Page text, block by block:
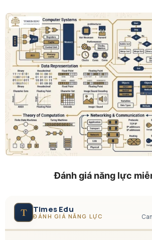
Đánh giá năng lực